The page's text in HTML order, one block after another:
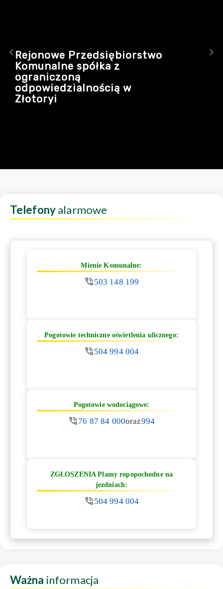
Rejonowe Przedsiębiorstwo
Komunalne spółka z
ograniczoną
odpowiedzialnością w
Złotoryi
Telefonyalarmowe
Mienie Komunalne:
503 148 199
Pogotowie techniczne oświetlenia ulicznego:
504 994 004
Pogotowie wodociągowe:
76 87 84 000oraz994
ZGŁOSZENIA Plamy ropopochodne na
jezdniach:
504 994 004
Ważna informacja